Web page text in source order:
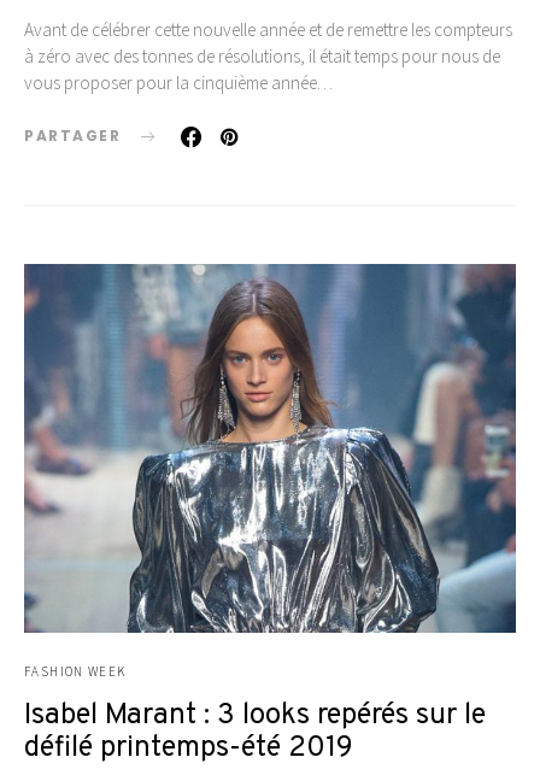
Avant de célébrer cette nouvelle année et de remettre les compteurs
à zéro avec des tonnes de résolutions, il était temps pour nous de
vous proposer pour la cinquième année…
PARTAGER
FASHION WEEK
Isabel Marant : 3 looks repérés sur le
défilé printemps-été 2019